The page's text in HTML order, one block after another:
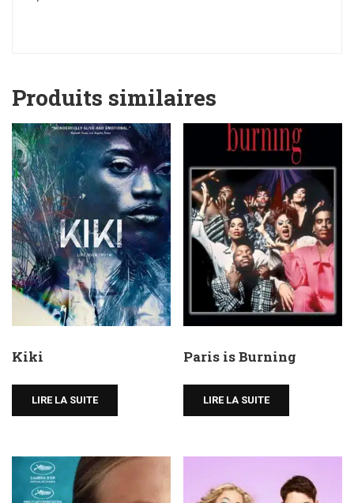
Produits similaires
Kiki
LIRE LA SUITE
Paris is Burning
LIRE LA SUITE